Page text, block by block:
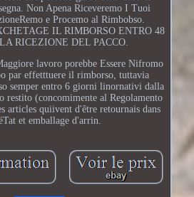
Non Apena Riceveremo I Tuoi
e Procemo al Rimbobso.
IL RIMBORSO ENTRO 48
RICEZIONE DEL PACCO.
lavoro porebbe Essere Nifromo
par effetttuere il rimborso, tuttavia
semper entro 6 giorni linornativi dalla
restito (concomimente al Regolamento
articles quiivent d'être retournais dans
et emballage d'arrin.